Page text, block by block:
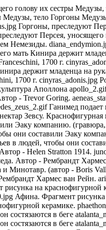
(гравюра, 17 в) aeacus.gif Зевс превращает муравьев в людей, чтобы они составили Эаку компанию. (гравюра, 17 в) aeacus.gif Зевс превращает муравьев в людей, чтобы они составили Эаку компанию. (гравюра, 17 в) aeacus.gif Зевс превращает муравьев в людей, чтобы они составили Эаку компанию. (гравюра, 17 в) psyche_1.jpg Психея. Автор - Helen Stratton 1914. juno_punishment.jpg "Наказание Юноны". Автор - Correggio. Фреска, 1519 г. ariadna.jpg Ариадна и Минотавр. (автор - Boris Vallejo) ganymedes_1.jpg Похищение Ганимеда. Автор - Рембрандт Хармес ван Рейн. ariadna.jpg Ариадна и Минотавр. (автор - Boris Vallejo) ganymedes_1.jpg Похищение Ганимеда. Автор - Рембрандт Хармес ван Рейн. ariadna.jpg Ариадна и Минотавр. (автор - Boris Vallejo) ariadna.jpg Ариадна и Минотавр. (автор - Boris Vallejo) ariadna.jpg Ариадна и Минотавр. (автор - Boris Vallejo) ganymedes_1.jpg Похищение Ганимеда. Автор - Рембрандт Хармес ван Рейн. ariadna.jpg Ариадна и Минотавр. (автор - Boris Vallejo) ganymedes_1.jpg Похищение Ганимеда. Автор - Рембрандт Хармес ван Рейн. athena_10.jpg Афина. Фрагмент рисунка на краснофигурной керамике. athena_10.jpg Афина. Фрагмент рисунка на краснофигурной керамике. athena_10.jpg Афина. Фрагмент рисунка на краснофигурной керамике. athena_10.jpg Афина. Фрагмент рисунка на краснофигурной керамике. athena_10.jpg Афина. Фрагмент рисунка на краснофигурной керамике. athena_10.jpg Афина. Фрагмент рисунка